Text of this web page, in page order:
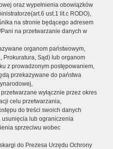
oraz wypełnienia obowiązków
ust.1 lit.c RODO),
na stronie będącego adresem
na przetwarzanie danych w
organom państwowym,
Prokuratura, Sąd) lub organom
z prowadzonym postępowaniem,
przekazywane do państwa
wyłącznie przez okres
celu przetwarzania,
do treści swoich danych
usunięcia lub ograniczenia
sprzeciwu wobec
do Prezesa Urzędu Ochrony